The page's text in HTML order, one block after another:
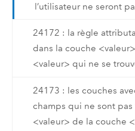
l’utilisateur ne seront
24172 : la règle
dans la couche
<valeur> qui ne se
24173 : les couches
champs qui ne sont
<valeur> de la couche